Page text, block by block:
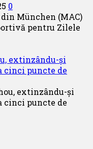
0
München (MAC)
pentru Zilele
extinzându-și
cinci puncte de